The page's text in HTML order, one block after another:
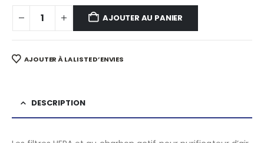
AJOUTER AU PANIER
AJOUTER À LA LISTE D’ENVIES
DESCRIPTION